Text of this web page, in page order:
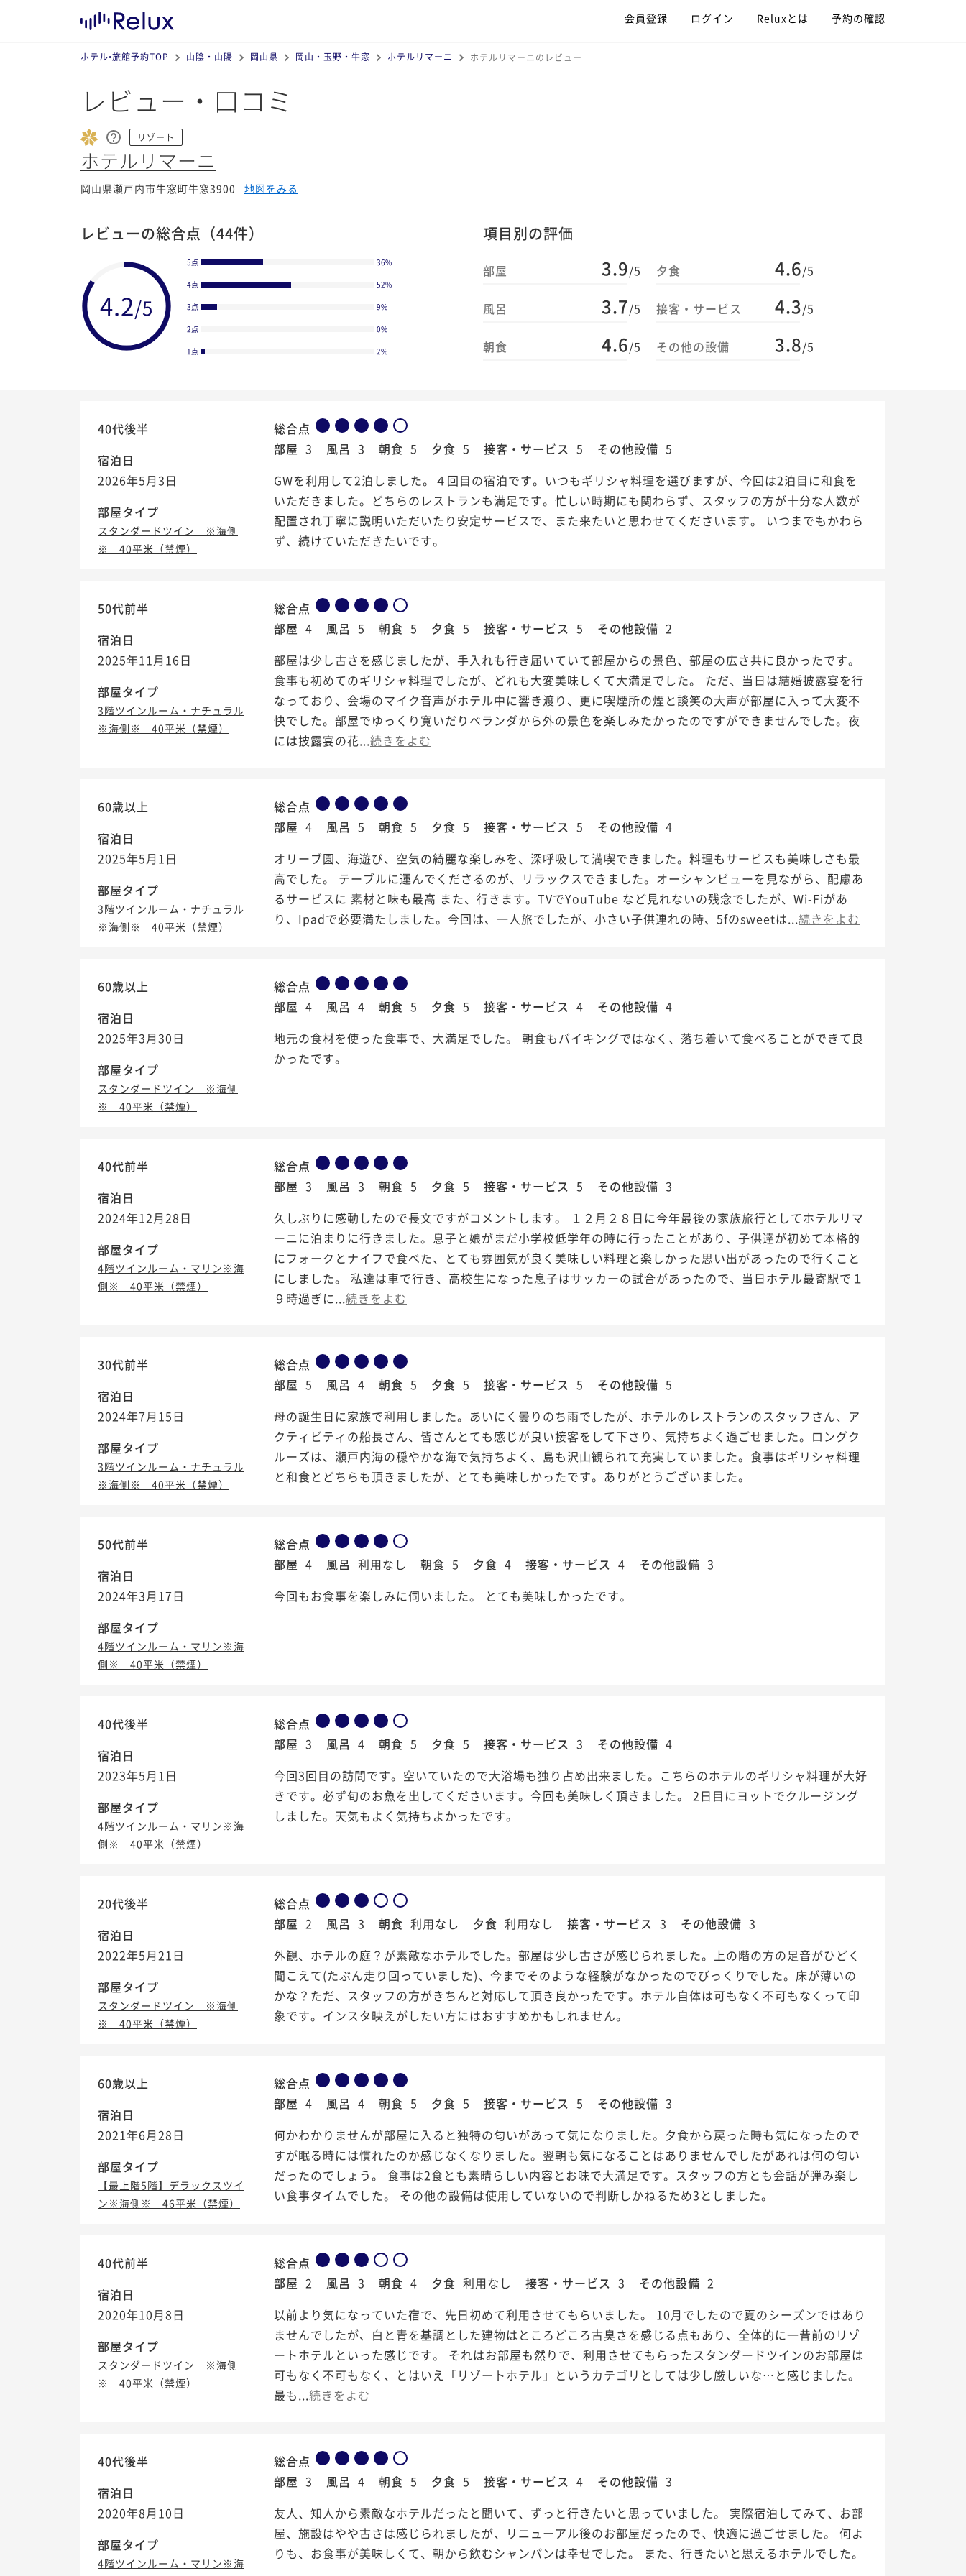
会員登録 ログイン Reluxとは 予約の確認
ホテル•旅館予約TOP 山陰・山陽 岡山県 岡山・玉野・牛窓 ホテルリマーニ ホテルリマーニのレビュー
レビュー・口コミ
リゾート
ホテルリマーニ
岡山県瀬戸内市牛窓町牛窓3900 地図をみる
レビューの総合点 （44件）
/5
5点 36%
4点 52%
3点 9%
2点 0%
1点 2%
項目別の評価
部屋 3.9/5
風呂 3.7/5
朝食 4.6/5
夕食 4.6/5
接客・サービス 4.3/5
その他の設備 3.8/5
40代後半
宿泊日
2026年5月3日
部屋タイプ
スタンダードツイン ※海側
※ 40平米（禁煙）
総合点
部屋 3 風呂 3 朝食 5 夕食 5 接客・サービス 5 その他設備 5
GWを利用して2泊しました。４回目の宿泊です。いつもギリシャ料理を選びますが、今回は2泊目に和食を
いただきました。どちらのレストランも満足です。忙しい時期にも関わらず、スタッフの方が十分な人数が
配置され丁寧に説明いただいたり安定サービスで、また来たいと思わせてくださいます。 いつまでもかわら
ず、続けていただきたいです。
50代前半
宿泊日
2025年11月16日
部屋タイプ
3階ツインルーム・ナチュラル
※海側※ 40平米（禁煙）
総合点
部屋 4 風呂 5 朝食 5 夕食 5 接客・サービス 5 その他設備 2
部屋は少し古さを感じましたが、手入れも行き届いていて部屋からの景色、部屋の広さ共に良かったです。
食事も初めてのギリシャ料理でしたが、どれも大変美味しくて大満足でした。 ただ、当日は結婚披露宴を行
なっており、会場のマイク音声がホテル中に響き渡り、更に喫煙所の煙と談笑の大声が部屋に入って大変不
快でした。部屋でゆっくり寛いだりベランダから外の景色を楽しみたかったのですができませんでした。夜
には披露宴の花...続きをよむ
60歳以上
宿泊日
2025年5月1日
部屋タイプ
3階ツインルーム・ナチュラル
※海側※ 40平米（禁煙）
総合点
部屋 4 風呂 5 朝食 5 夕食 5 接客・サービス 5 その他設備 4
オリーブ園、海遊び、空気の綺麗な楽しみを、深呼吸して満喫できました。料理もサービスも美味しさも最
高でした。 テーブルに運んでくださるのが、リラックスできました。オーシャンビューを見ながら、配慮あ
るサービスに 素材と味も最高️ また、行きます。TVでYouTube など見れないの残念でしたが、Wi-Fiがあ
り、Ipadで必要満たしました。今回は、一人旅でしたが、小さい子供連れの時、5fのsweetは...続きをよむ
60歳以上
宿泊日
2025年3月30日
部屋タイプ
スタンダードツイン ※海側
※ 40平米（禁煙）
総合点
部屋 4 風呂 4 朝食 5 夕食 5 接客・サービス 4 その他設備 4
地元の食材を使った食事で、大満足でした。 朝食もバイキングではなく、落ち着いて食べることができて良
かったです。
40代前半
宿泊日
2024年12月28日
部屋タイプ
4階ツインルーム・マリン※海
側※ 40平米（禁煙）
総合点
部屋 3 風呂 3 朝食 5 夕食 5 接客・サービス 5 その他設備 3
久しぶりに感動したので長文ですがコメントします。 １２月２８日に今年最後の家族旅行としてホテルリマ
ーニに泊まりに行きました。息子と娘がまだ小学校低学年の時に行ったことがあり、子供達が初めて本格的
にフォークとナイフで食べた、とても雰囲気が良く美味しい料理と楽しかった思い出があったので行くこと
にしました。 私達は車で行き、高校生になった息子はサッカーの試合があったので、当日ホテル最寄駅で１
９時過ぎに...続きをよむ
30代前半
宿泊日
2024年7月15日
部屋タイプ
3階ツインルーム・ナチュラル
※海側※ 40平米（禁煙）
総合点
部屋 5 風呂 4 朝食 5 夕食 5 接客・サービス 5 その他設備 5
母の誕生日に家族で利用しました。あいにく曇りのち雨でしたが、ホテルのレストランのスタッフさん、ア
クティビティの船長さん、皆さんとても感じが良い接客をして下さり、気持ちよく過ごせました。ロングク
ルーズは、瀬戸内海の穏やかな海で気持ちよく、島も沢山観られて充実していました。食事はギリシャ料理
と和食とどちらも頂きましたが、とても美味しかったです。ありがとうございました。
50代前半
宿泊日
2024年3月17日
部屋タイプ
4階ツインルーム・マリン※海
側※ 40平米（禁煙）
総合点
部屋 4 風呂 利用なし 朝食 5 夕食 4 接客・サービス 4 その他設備 3
今回もお食事を楽しみに伺いました。 とても美味しかったです。
40代後半
宿泊日
2023年5月1日
部屋タイプ
4階ツインルーム・マリン※海
側※ 40平米（禁煙）
総合点
部屋 3 風呂 4 朝食 5 夕食 5 接客・サービス 3 その他設備 4
今回3回目の訪問です。空いていたので大浴場も独り占め出来ました。こちらのホテルのギリシャ料理が大好
きです。必ず旬のお魚を出してくださいます。今回も美味しく頂きました。 2日目にヨットでクルージング
しました。天気もよく気持ちよかったです。
20代後半
宿泊日
2022年5月21日
部屋タイプ
スタンダードツイン ※海側
※ 40平米（禁煙）
総合点
部屋 2 風呂 3 朝食 利用なし 夕食 利用なし 接客・サービス 3 その他設備 3
外観、ホテルの庭？が素敵なホテルでした。部屋は少し古さが感じられました。上の階の方の足音がひどく
聞こえて(たぶん走り回っていました)、今までそのような経験がなかったのでびっくりでした。床が薄いの
かな？ただ、スタッフの方がきちんと対応して頂き良かったです。ホテル自体は可もなく不可もなくって印
象です。インスタ映えがしたい方にはおすすめかもしれません。
60歳以上
宿泊日
2021年6月28日
部屋タイプ
【最上階5階】デラックスツイ
ン※海側※ 46平米（禁煙）
総合点
部屋 4 風呂 4 朝食 5 夕食 5 接客・サービス 5 その他設備 3
何かわかりませんが部屋に入ると独特の匂いがあって気になりました。夕食から戻った時も気になったので
すが眠る時には慣れたのか感じなくなりました。翌朝も気になることはありませんでしたがあれは何の匂い
だったのでしょう。 食事は2食とも素晴らしい内容とお味で大満足です。スタッフの方とも会話が弾み楽し
い食事タイムでした。 その他の設備は使用していないので判断しかねるため3としました。
40代前半
宿泊日
2020年10月8日
部屋タイプ
スタンダードツイン ※海側
※ 40平米（禁煙）
総合点
部屋 2 風呂 3 朝食 4 夕食 利用なし 接客・サービス 3 その他設備 2
以前より気になっていた宿で、先日初めて利用させてもらいました。 10月でしたので夏のシーズンではあり
ませんでしたが、白と青を基調とした建物はところどころ古臭さを感じる点もあり、全体的に一昔前のリゾ
ートホテルといった感じです。 それはお部屋も然りで、利用させてもらったスタンダードツインのお部屋は
可もなく不可もなく、とはいえ「リゾートホテル」というカテゴリとしては少し厳しいな…と感じました。
最も...続きをよむ
40代後半
宿泊日
2020年8月10日
部屋タイプ
4階ツインルーム・マリン※海
総合点
部屋 3 風呂 4 朝食 5 夕食 5 接客・サービス 4 その他設備 3
友人、知人から素敵なホテルだったと聞いて、ずっと行きたいと思っていました。 実際宿泊してみて、お部
屋、施設はやや古さは感じられましたが、リニューアル後のお部屋だったので、快適に過ごせました。 何よ
りも、お食事が美味しくて、朝から飲むシャンパンは幸せでした。 また、行きたいと思えるホテルでした。